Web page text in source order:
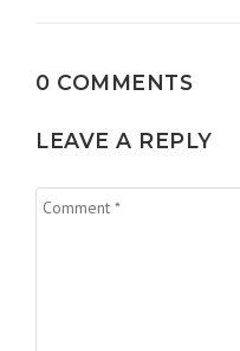
0 COMMENTS
LEAVE A REPLY